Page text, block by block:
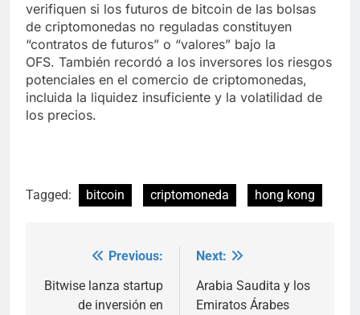
verifiquen si los futuros de bitcoin de las bolsas
de criptomonedas no reguladas constituyen
“contratos de futuros” o “valores” bajo la
OFS. También recordó a los inversores los riesgos
potenciales en el comercio de criptomonedas,
incluida la liquidez insuficiente y la volatilidad de
los precios.
Tagged: bitcoin criptomoneda hong kong
navigation
Previous:
Bitwise lanza startup
de inversión en
Next:
Arabia Saudita y los
Emiratos Árabes